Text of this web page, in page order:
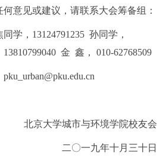
意见或建议，请联系大会筹备组：
学，13124791235 孙同学，
13810799040 金 鑫， 010-62768509
北京大学城市与环境学院校友会
二〇一九年十月三十日